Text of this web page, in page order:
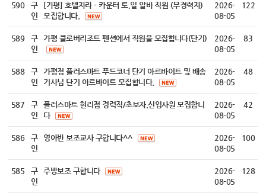
590
구
인
[가평] 호텔자라 - 카운터 토,일 알바 직원 (무경력자)
모집합니다.
2026-
08-05
122
589
구
인
가평 클로버리조트 펜션에서 직원을 모집합니다(단기)
2026-
08-05
83
588
구
인
가평점 플러스마트 푸드코너 단기 아르바이트 및 배송
기사님 단기 아르바이트 모집합니다.
2026-
08-05
48
587
구
인
플러스마트 현리점 경력직/초보자,신입사원 모집합니
다
2026-
08-05
42
586
구
인
영아반 보조교사 구합니다^^
2026-
08-05
100
585
구
인
주방보조 구합니다
2026-
08-05
128